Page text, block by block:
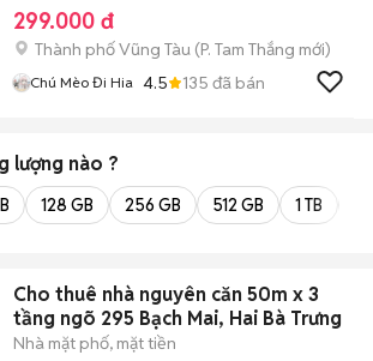
299.000 đ
Thành phố Vũng Tàu (P. Tam Thắng mới)
Chú Mèo Đi Hia 4.5 135 đã bán
lượng nào ?
128 GB 256 GB 512 GB 1 TB
Cho thuê nhà nguyên căn 50m x 3
tầng ngõ 295 Bạch Mai, Hai Bà Trưng
Nhà mặt phố, mặt tiền